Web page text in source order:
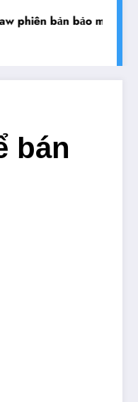
bản bảo mật’
bán